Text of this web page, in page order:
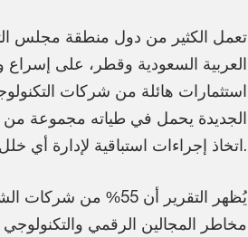
تعمل الكثير من دول منطقة مجلس
العربية السعودية وقطر، على إسراع
استثمارات هائلة من شركات
الجديدة يحمل في طياته مجموعة
اتخاذ إجراءات استباقية لإدارة أي خلل تكنولوجي.
يُظهر التقرير أن
مخاطر المجالين الرقمي والتكنولوجي